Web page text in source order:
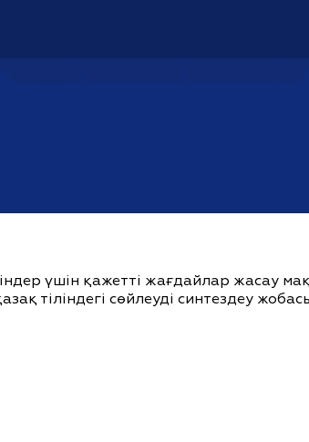
үшін қажетті жағдайлар жасау
тіліндегі сөйлеуді синтездеу